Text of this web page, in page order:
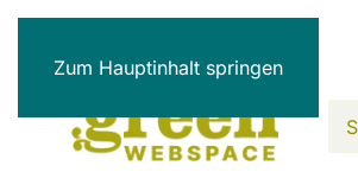
Zum Hauptinhalt springen